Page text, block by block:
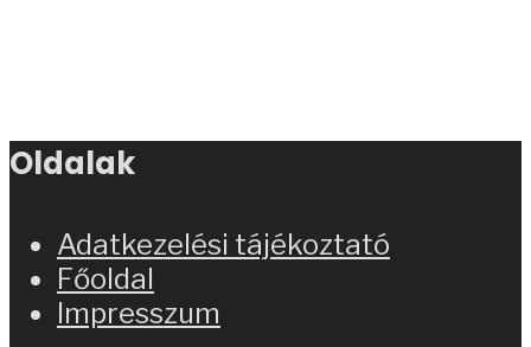
Oldalak
Adatkezelési tájékoztató
Főoldal
Impresszum